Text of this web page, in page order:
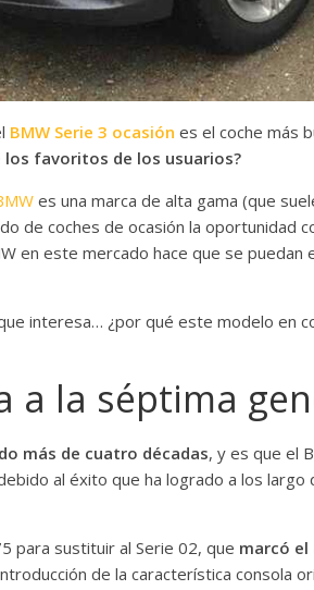
BMW Serie 3 ocasión es el coche más
favoritos de los usuarios?
es una marca de alta gama (que
de coches de ocasión la oportunidad
en este mercado hace que se
interesa… ¿por qué este modelo en
a la séptima
más de cuatro décadas, y es que el
al éxito que ha logrado a los
para sustituir al Serie 02, que marcó el
de la característica consola